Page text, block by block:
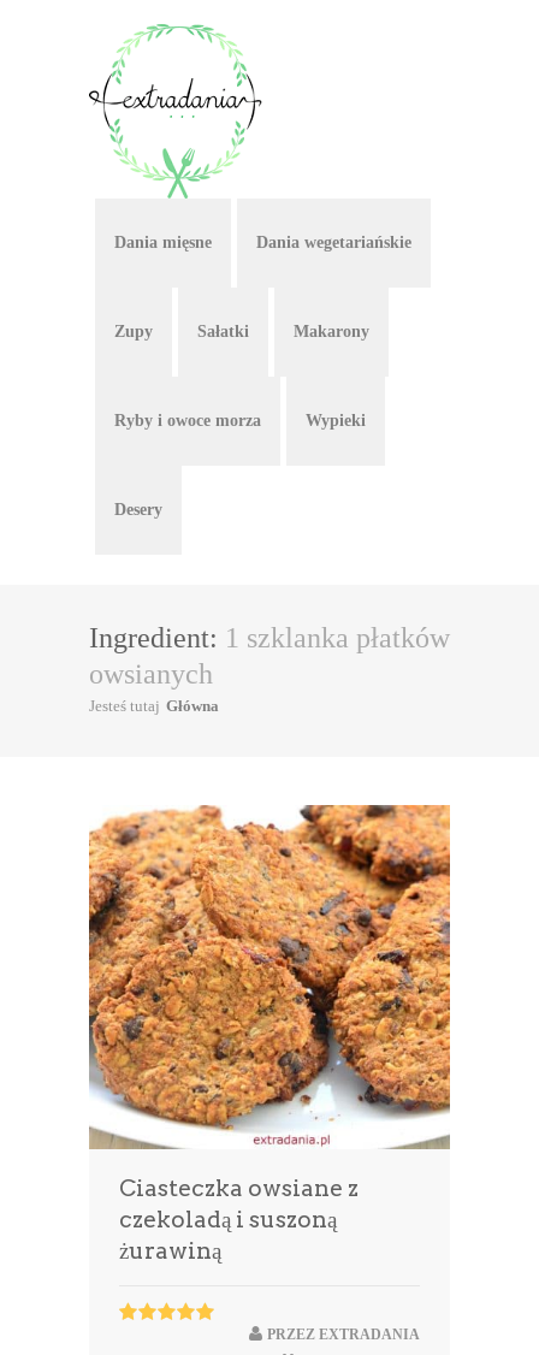
Dania mięsne Dania wegetariańskie
Zupy Sałatki Makarony
Ryby i owoce morza Wypieki
Desery
Ingredient: 1 szklanka płatków
owsianych
Jesteś tutaj Główna
Ciasteczka owsiane z
czekoladą i suszoną
żurawiną
PRZEZ EXTRADANIA